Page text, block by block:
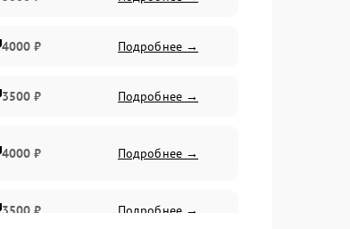
4000 ₽ Подробнее →
3500 ₽ Подробнее →
4000 ₽ Подробнее →
3500 ₽ Подробнее →